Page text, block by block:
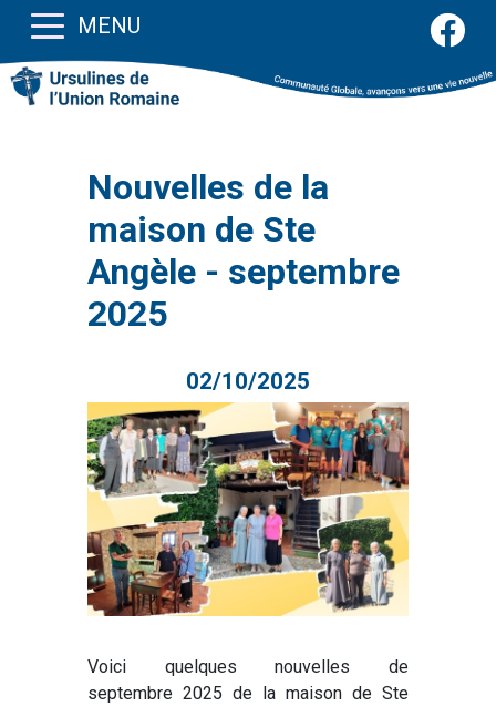
MENU
Nouvelles de la
maison de Ste
Angèle - septembre
2025
02/10/2025
Voici quelques nouvelles de
septembre 2025 de la maison de Ste